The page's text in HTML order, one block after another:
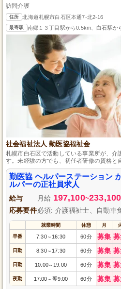
訪問介護
住所 北海道札幌市白石区本通7-北2-16
最寄駅 南郷１３丁目駅から0.5km、白石駅か
社会福祉法人 勤医協福祉会
札幌市白石区で活動している事業所が、介
す。未経験の方でも、初任者研修の資格と
で、資格を生かして地域の方々に寄り添
のある仕事です。安定した正社員として、
アップを目指しませんか。
勤医協 ヘルパーステーション
ルパーの正社員求人
給与 月給 197,100~233,100
応募要件必須: 介護福祉士、自動車
就業時間 休憩 月
早番 7:30～ 16:30 60分 募集
日勤 8:30～ 17:30 60分 募集
日勤 10:00～ 19:00 60分 募集
夜勤 17:00～ 翌9:00 60分 募集